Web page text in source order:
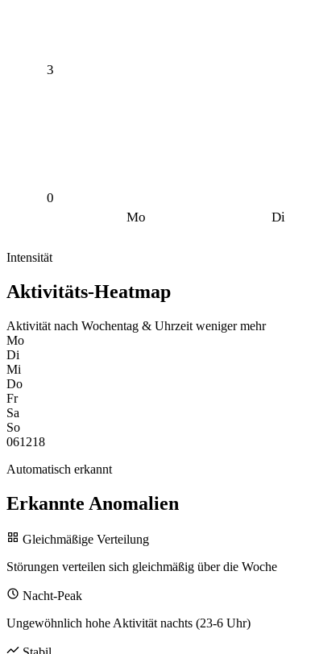
0
3
Mo Di
Intensität
Aktivitäts-Heatmap
Aktivität nach Wochentag & Uhrzeit wenigermehr
Mo
Di
Mi
Do
Fr
Sa
So
061218
Automatisch erkannt
Erkannte Anomalien
Gleichmäßige Verteilung
Störungen verteilen sich gleichmäßig über die Woche
Nacht-Peak
Ungewöhnlich hohe Aktivität nachts (23-6 Uhr)